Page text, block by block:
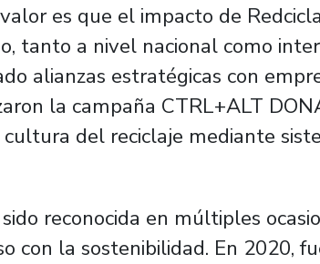
es que el impacto de
tanto a nivel nacional como
alianzas estratégicas con
la campaña CTRL+ALT
del reciclaje mediante
reconocida en múltiples
con la sostenibilidad. En 2020,